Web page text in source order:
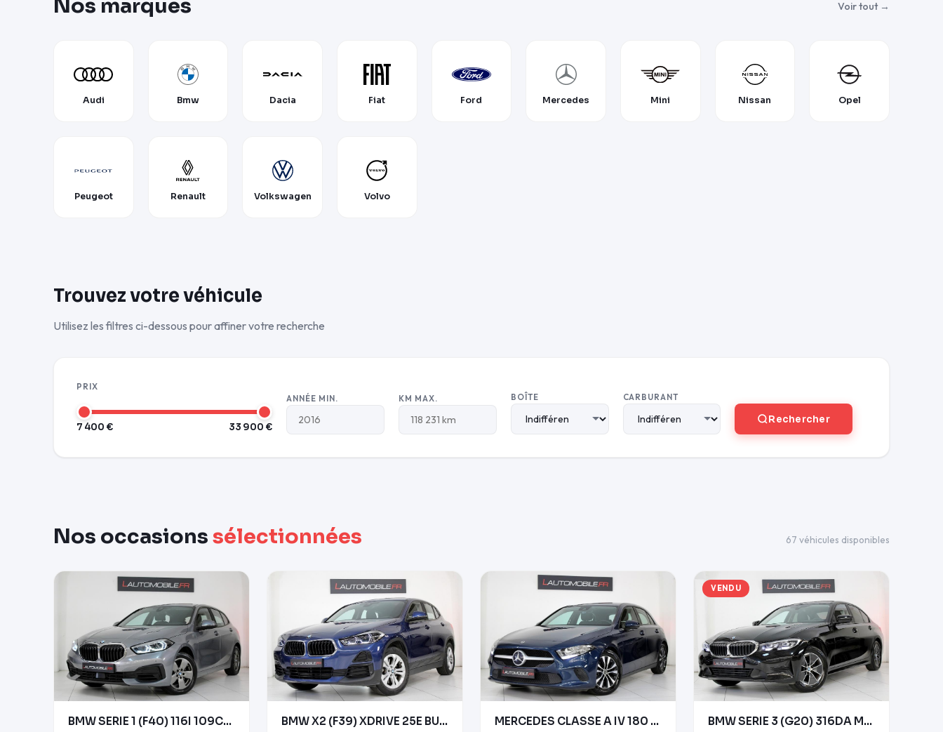
Nos marques Voir tout →
Audi Bmw Dacia Fiat Ford Mercedes Mini Nissan Opel
Peugeot Renault Volkswagen Volvo
Trouvez votre véhicule
Utilisez les filtres ci-dessous pour affiner votre recherche
PRIX
7 400 € 33 900 €
ANNÉE MIN. KM MAX. BOÎTE CARBURANT
Rechercher
Nos occasionssélectionnées 67 véhicules disponibles
BMW SERIE 1 (F40) 116I 109CH BUSINESS DESIGN COCKP BMW X2 (F39) XDRIVE 25E BUSINESS DESIGN BVA6 MERCEDES CLASSE A IV 180 BUSINESS LINE 7G-DCT ESSE
VENDU
BMW SERIE 3 (G20) 316DA MH 122CH BUSINESS DESIGN 2